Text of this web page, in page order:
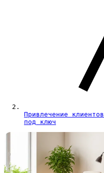
Привлечение
под ключ